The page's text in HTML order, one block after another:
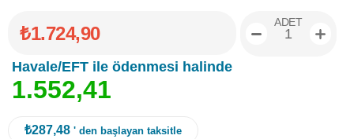
₺1.724,90
Havale/EFT ile ödenmesi halinde
1.552,41
ADET
₺287,48 ' den başlayan taksitle